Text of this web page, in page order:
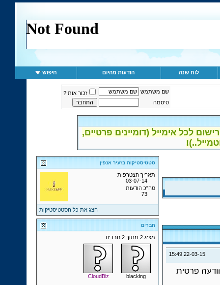
לוח שנה הודעות מהיום חיפוש
שם משתמש
זכור אותי?
סיסמה
לכל אימייל (דומיינים פרטיים,
22-03-15
15:49
פרטית
סטטיסטיקות בזעיר אנפין
תאריך הצטרפות
03-07-14
סה"כ הודעות
73
הצג את כל הסטטיסטיקות
חברים
מציג 2 מתוך 2 חברים
blacking
CloudBiz